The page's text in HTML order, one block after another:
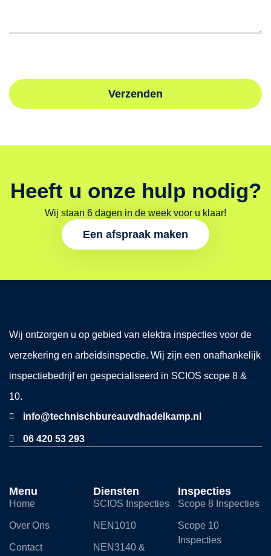
Verzenden
Heeft u onze hulp nodig?
Wij staan 6 dagen in de week voor u klaar!
Een afspraak maken
Wij ontzorgen u op gebied van elektra inspecties voor de
verzekering en arbeidsinspectie. Wij zijn een onafhankelijk
inspectiebedrijf en gespecialiseerd in SCIOS scope 8 &
10.
info@technischbureauvdhadelkamp.nl
06 420 53 293
Menu
Home
Over Ons
Contact
Diensten
SCIOS Inspecties
NEN1010
NEN3140 &
Inspecties
Scope 8 Inspecties
Scope 10
Inspecties